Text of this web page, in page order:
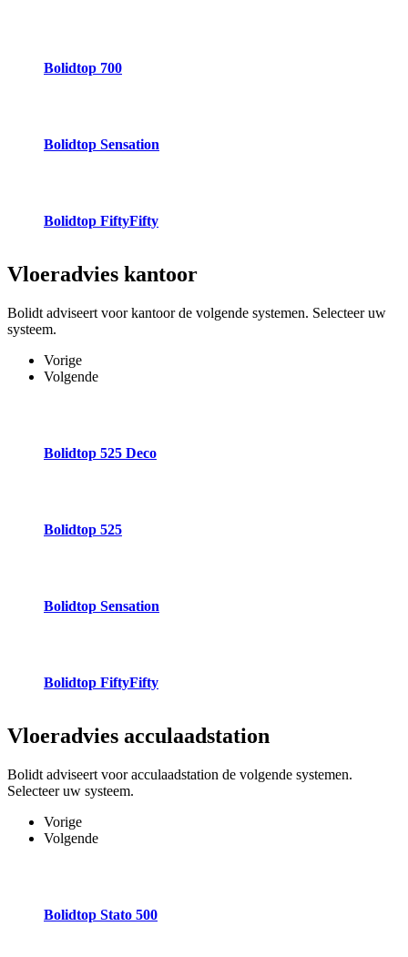
Bolidtop 700
Bolidtop Sensation
Bolidtop FiftyFifty
Vloeradvies kantoor
Bolidt adviseert voor kantoor de volgende systemen. Selecteer uw
systeem.
Vorige
Volgende
Bolidtop 525 Deco
Bolidtop 525
Bolidtop Sensation
Bolidtop FiftyFifty
Vloeradvies acculaadstation
Bolidt adviseert voor acculaadstation de volgende systemen.
Selecteer uw systeem.
Vorige
Volgende
Bolidtop Stato 500